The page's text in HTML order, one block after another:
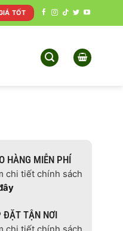
TỐT
HÀNG MIỄN PHÍ
chi tiết chính sách
ĐẶT TẬN NƠI